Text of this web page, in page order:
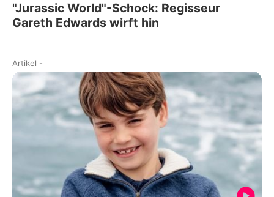
"Jurassic World"-Schock: Regisseur
Gareth Edwards wirft hin
Artikel -